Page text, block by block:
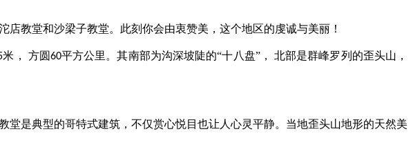
店教堂和沙梁子教堂。此刻你会由衷赞美，这个地区的虔诚与美丽！
米， 方圆60平方公里。其南部为沟深坡陡的“十八盘”， 北部是群峰罗列的歪头山，
堂是典型的哥特式建筑， 不仅赏心悦目也让人心灵平静。当地歪头山地形的天然美